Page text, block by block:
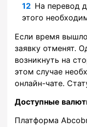
На перевод
этого
Если время
заявку отменят.
возникнуть на
этом случае
онлайн-чате.
Доступные
Платформа